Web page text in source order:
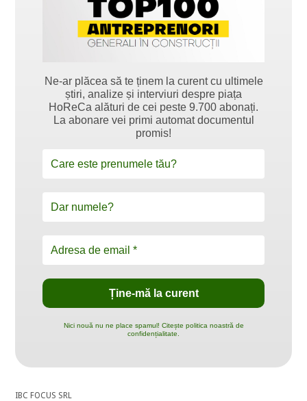
Ne-ar plăcea să te ținem la curent cu ultimele
știri, analize și interviuri despre piața
HoReCa alături de cei peste 9.700 abonați.
La abonare vei primi automat documentul
promis!
Nici nouă nu ne place spamul! Citește politica noastră de
confidențialitate.
IBC FOCUS SRL